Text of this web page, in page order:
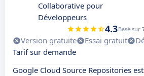
Collaborative pour
Développeurs
4.3Basé sur
Version gratuite Essai gratuit
Tarif sur demande
Google Cloud Source Repositories